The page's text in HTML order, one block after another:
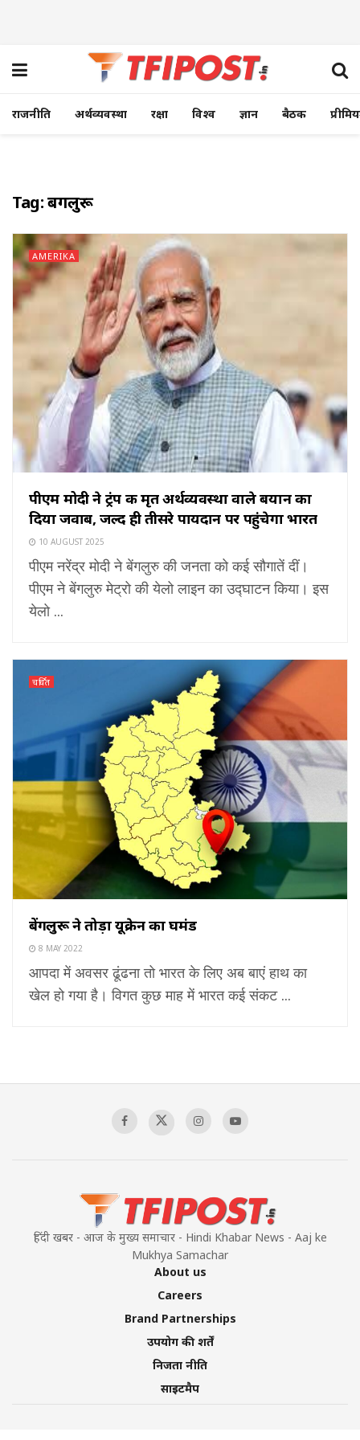
राजनीति अर्थव्यवस्था रक्षा विश्व ज्ञान बैठक
Tag:बेंगलुरू
AMERIKA
पीएम मोदी ने ट्रंप की मृत अर्थव्यवस्था वाले बयान का
दिया जवाब, जल्द ही तीसरे पायदान पर पहुंचेगा भारत
10 AUGUST 2025
पीएम नरेंद्र मोदी ने बेंगलुरु की जनता को कई सौगातें दीं।
पीएम ने बेंगलुरु मेट्रो की येलो लाइन का उद्घाटन किया। इस
येलो ...
चर्चित
बेंगलुरू ने तोड़ा यूक्रेन का घमंड
8 MAY 2022
आपदा में अवसर ढूंढना तो भारत के लिए अब बाएं हाथ का
खेल हो गया है। विगत कुछ माह में भारत कई संकट ...
हिंदी खबर - आज के मुख्य समाचार - Hindi Khabar News - Aaj ke
Mukhya Samachar
About us
Careers
Brand Partnerships
उपयोग की शर्तें
निजता नीति
साइटमैप